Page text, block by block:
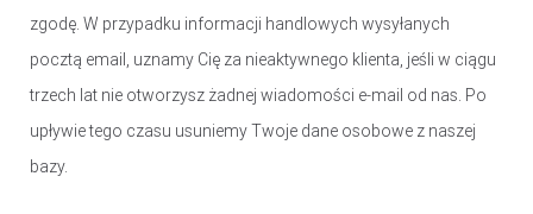
zgodę. W przypadku informacji handlowych wysyłanych
pocztą email, uznamy Cię za nieaktywnego klienta, jeśli w ciągu
trzech lat nie otworzysz żadnej wiadomości e-mail od nas. Po
upływie tego czasu usuniemy Twoje dane osobowe z naszej
bazy.